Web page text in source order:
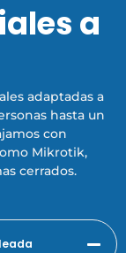
a
adaptadas a
hasta un
con
Mikrotik,
cerrados.